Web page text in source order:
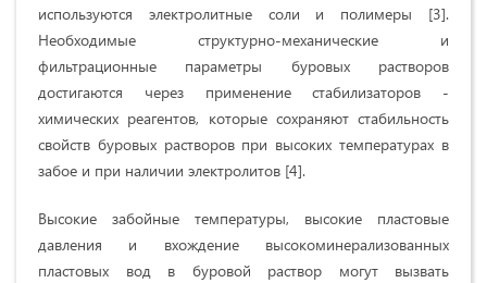
используются электролитные соли и полимеры [3].
Необходимые структурно-механические и
фильтрационные параметры буровых растворов
достигаются через применение стабилизаторов -
химических реагентов, которые сохраняют стабильность
свойств буровых растворов при высоких температурах в
забое и при наличии электролитов [4].
Высокие забойные температуры, высокие пластовые
давления и вхождение высокоминерализованных
пластовых вод в буровой раствор могут вызвать